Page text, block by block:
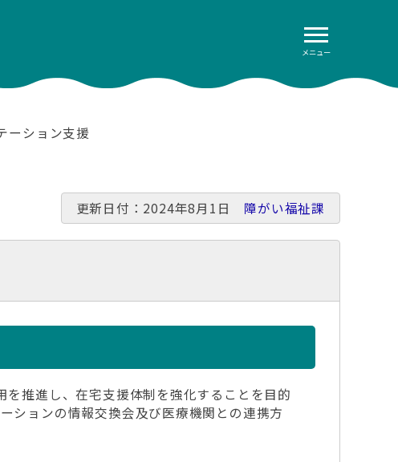
メニュー
ーション支援
更新日付：2024年8月1日 障がい福祉課
推進し、在宅支援体制を強化することを目的
ションの情報交換会及び医療機関との連携方